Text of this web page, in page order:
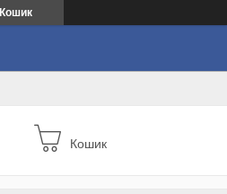
Кошик
Кошик